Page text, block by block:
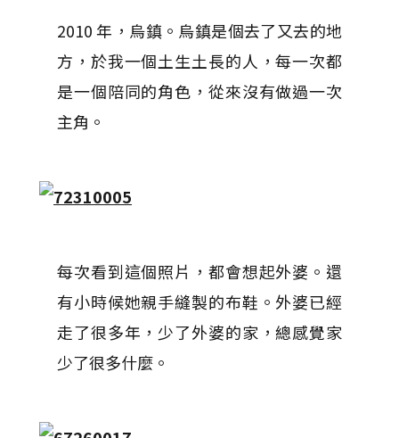
2010 年，烏鎮。烏鎮是個去了又去的地
方，於我一個土生土長的人，每一次都
是一個陪同的角色，從來沒有做過一次
主角。
每次看到這個照片，都會想起外婆。還
有小時候她親手縫製的布鞋。外婆已經
走了很多年，少了外婆的家，總感覺家
少了很多什麼。